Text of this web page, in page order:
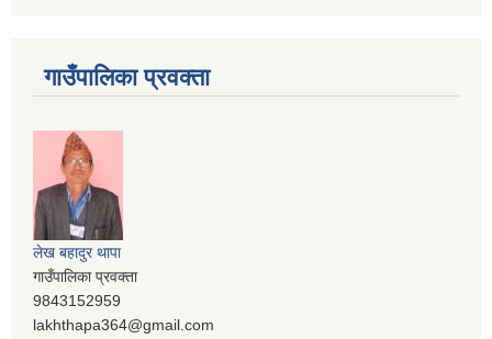
गाउँपालिका प्रवक्ता
लेख बहादुर थापा
गाउँपालिका प्रवक्ता
9843152959
lakhthapa364@gmail.com